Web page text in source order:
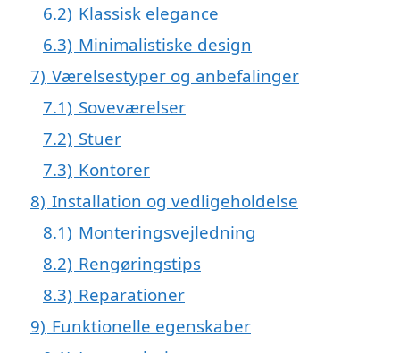
6.2) Klassisk elegance
6.3) Minimalistiske design
7) Værelsestyper og anbefalinger
7.1) Soveværelser
7.2) Stuer
7.3) Kontorer
8) Installation og vedligeholdelse
8.1) Monteringsvejledning
8.2) Rengøringstips
8.3) Reparationer
9) Funktionelle egenskaber